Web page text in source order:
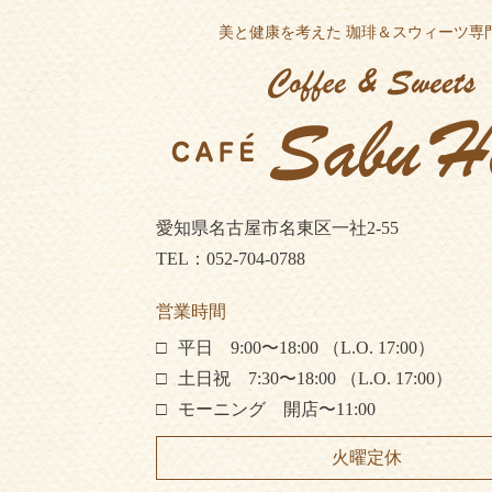
美と健康を考えた 珈琲＆スウィーツ専
愛知県名古屋市名東区一社2-55
TEL：052-704-0788
営業時間
平日 9:00〜18:00 （L.O. 17:00）
土日祝 7:30〜18:00 （L.O. 17:00）
モーニング 開店〜11:00
火曜定休